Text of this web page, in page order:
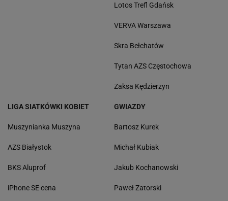
Lotos Trefl Gdańsk
VERVA Warszawa
Skra Bełchatów
Tytan AZS Częstochowa
Zaksa Kędzierzyn
LIGA SIATKÓWKI KOBIET
Muszynianka Muszyna
AZS Białystok
BKS Aluprof
iPhone SE cena
GWIAZDY
Bartosz Kurek
Michał Kubiak
Jakub Kochanowski
Paweł Zatorski